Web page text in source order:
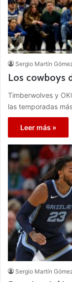
Sergio Martín
Los cowboys
Timberwolves y
las temporadas
Leer más »
Sergio Martín